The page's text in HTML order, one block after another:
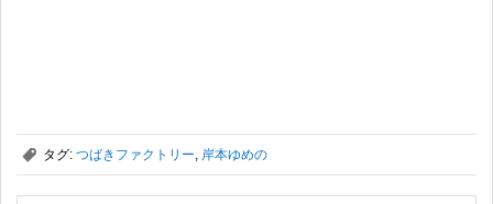
, タグ: つばきファクトリー, 岸本ゆめの